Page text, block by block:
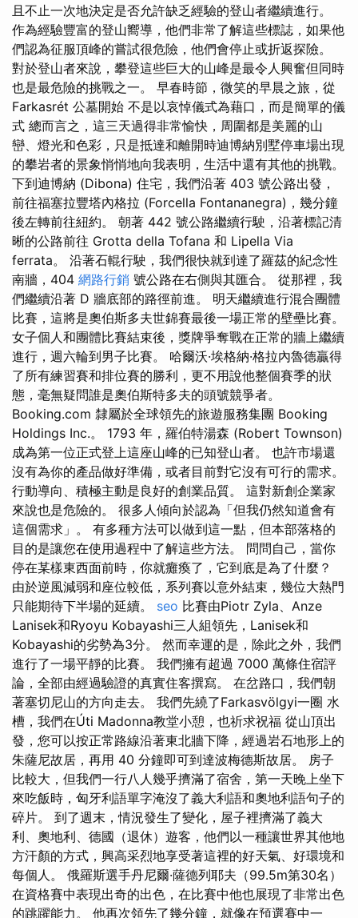
且不止一次地決定是否允許缺乏經驗的登山者繼續進行。
作為經驗豐富的登山嚮導，他們非常了解這些標誌，如果他
們認為征服頂峰的嘗試很危險，他們會停止或折返探險。
對於登山者來說，攀登這些巨大的山峰是最令人興奮但同時
也是最危險的挑戰之一。 早春時節，微笑的早晨之旅，從
Farkasrét 公墓開始 不是以哀悼儀式為藉口，而是簡單的儀
式 總而言之，這三天過得非常愉快，周圍都是美麗的山
巒、燈光和色彩，只是抵達和離開時迪博納別墅停車場出現
的攀岩者的景象悄悄地向我表明，生活中還有其他的挑戰。
下到迪博納 (Dibona) 住宅，我們沿著 403 號公路出發，
前往福塞拉豐塔內格拉 (Forcella Fontananegra)，幾分鐘
後左轉前往紐約。 朝著 442 號公路繼續行駛，沿著標記清
晰的公路前往 Grotta della Tofana 和 Lipella Via
ferrata。 沿著石輥行駛，我們很快就到達了羅茲的紀念性
南牆，404 網路行銷 號公路在右側與其匯合。 從那裡，我
們繼續沿著 D 牆底部的路徑前進。 明天繼續進行混合團體
比賽，這將是奧伯斯多夫世錦賽最後一場正常的壁壘比賽。
女子個人和團體比賽結束後，獎牌爭奪戰在正常的牆上繼續
進行，週六輪到男子比賽。 哈爾沃·埃格納·格拉內魯德贏得
了所有練習賽和排位賽的勝利，更不用說他整個賽季的狀
態，毫無疑問誰是奧伯斯特多夫的頭號競爭者。
Booking.com 隸屬於全球領先的旅遊服務集團 Booking
Holdings Inc.。 1793 年，羅伯特湯森 (Robert Townson)
成為第一位正式登上這座山峰的已知登山者。 也許市場還
沒有為你的產品做好準備，或者目前對它沒有可行的需求。
行動導向、積極主動是良好的創業品質。 這對新創企業家
來說也是危險的。 很多人傾向於認為「但我仍然知道會有
這個需求」。 有多種方法可以做到這一點，但本部落格的
目的是讓您在使用過程中了解這些方法。 問問自己，當你
停在某樣東西面前時，你就癱瘓了，它到底是為了什麼？
由於逆風減弱和座位較低，系列賽以意外結束，幾位大熱門
只能期待下半場的延續。 seo 比賽由Piotr Zyla、Anze
Lanisek和Ryoyu Kobayashi三人組領先，Lanisek和
Kobayashi的劣勢為3分。 然而幸運的是，除此之外，我們
進行了一場平靜的比賽。 我們擁有超過 7000 萬條住宿評
論，全部由經過驗證的真實住客撰寫。 在岔路口，我們朝
著塞切尼山的方向走去。 我們先繞了Farkasvölgyi一圈 水
槽，我們在Úti Madonna教堂小憩，也祈求祝福 從山頂出
發，您可以按正常路線沿著東北牆下降，經過岩石地形上的
朱薩尼故居，再用 40 分鐘即可到達波梅德斯故居。 房子
比較大，但我們一行八人幾乎擠滿了宿舍，第一天晚上坐下
來吃飯時，匈牙利語單字淹沒了義大利語和奧地利語句子的
碎片。 到了週末，情況發生了變化，屋子裡擠滿了義大
利、奧地利、德國（退休）遊客，他們以一種讓世界其他地
方汗顏的方式，興高采烈地享受著這裡的好天氣、好環境和
每個人。 俄羅斯選手丹尼爾·薩德列耶夫（99.5m第30名）
在資格賽中表現出奇的出色，在比賽中他也展現了非常出色
的跳躍能力。 他再次領先了幾分鐘，就像在預選賽中一